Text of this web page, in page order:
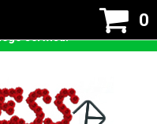
0
czyli tzw ciastek w celu
przyjmowanie cookies
serwisu.